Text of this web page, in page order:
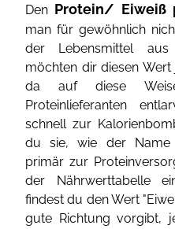
Den Protein/ Eiweiß
man für gewöhnlich
der Lebensmittel
möchten dir diesen
da auf diese
Proteinlieferanten
schnell zur
du sie, wie der Name
primär zur
der Nährwerttabelle
findest du den Wert
gute Richtung vorgibt,